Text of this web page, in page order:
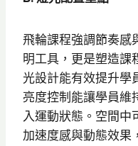
飛輪課程強調節奏感
明工具，更是塑造課
光設計能有效提升學
亮度控制能讓學員維
入運動狀態。空間中
加速度感與動態效果